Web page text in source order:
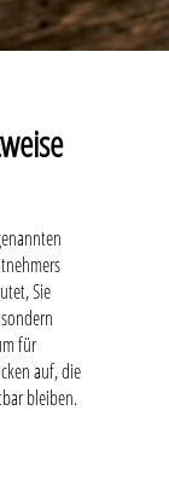
Sie
für
auf, die
bleiben.